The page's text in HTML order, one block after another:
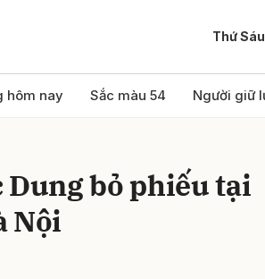
Thứ
hôm nay Sắc màu 54 Người giữ
bỏ phiếu tại
Nội